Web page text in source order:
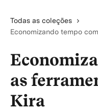
Todas as coleções
Economizando tempo
as
Kira